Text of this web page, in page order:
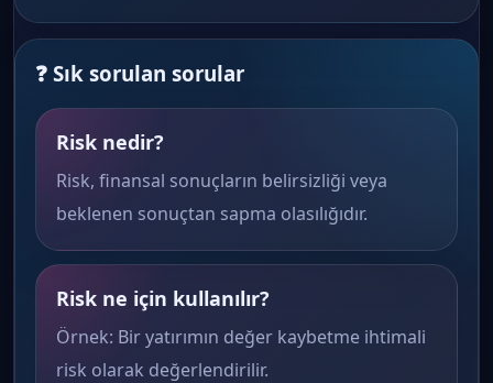
❓ Sık sorulan sorular
Risk nedir?
Risk, finansal sonuçların belirsizliği veya
beklenen sonuçtan sapma olasılığıdır.
Risk ne için kullanılır?
Örnek: Bir yatırımın değer kaybetme ihtimali
risk olarak değerlendirilir.